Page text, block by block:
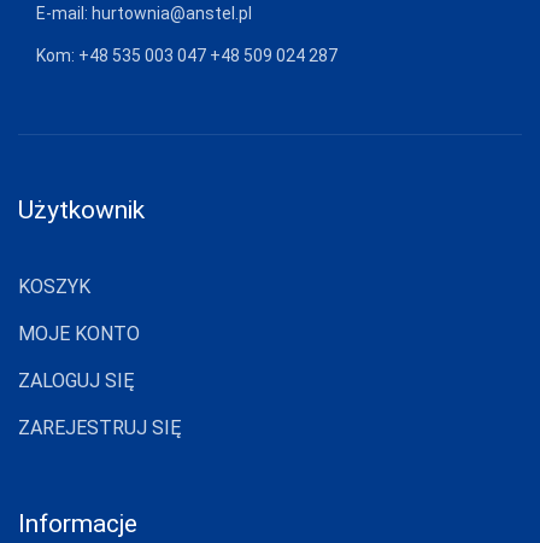
E-mail: hurtownia@anstel.pl
Kom: +48 535 003 047 +48 509 024 287
Użytkownik
KOSZYK
MOJE KONTO
ZALOGUJ SIĘ
ZAREJESTRUJ SIĘ
Informacje